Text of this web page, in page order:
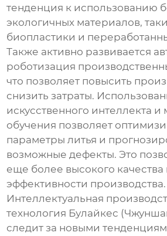
тенденция к использованию
экологичных материалов,
биопластики и
Также активно развивается
роботизация
что позволяет повысить
снизить затраты.
искусственного интеллекта
обучения позволяет
параметры литья и
возможные дефекты. Это
еще более высокого качества
эффективности
Интеллектуальная
технология Булайкес
следит за новыми